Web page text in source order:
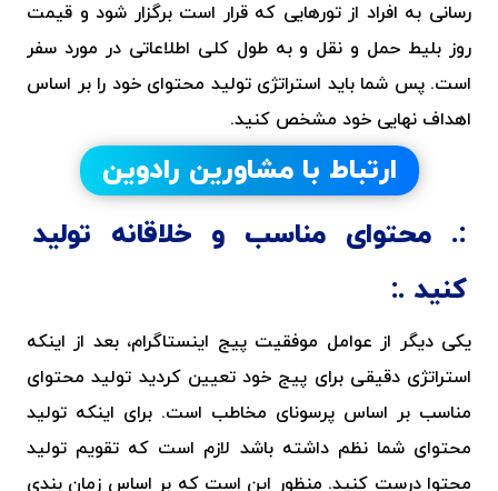
رسانی به افراد از تورهایی که قرار است برگزار شود و قیمت
روز بلیط حمل و نقل و به طول کلی اطلاعاتی در مورد سفر
است. پس شما باید استراتژی تولید محتوای خود را بر اساس
اهداف نهایی خود مشخص کنید.
ارتباط با مشاورین رادوین
محتوای مناسب و خلاقانه تولید
کنید
یکی دیگر از عوامل موفقیت پیج اینستاگرام، بعد از اینکه
استراتژی دقیقی برای پیج خود تعیین کردید تولید محتوای
مناسب بر اساس پرسونای مخاطب است. برای اینکه تولید
محتوای شما نظم داشته باشد لازم است که تقویم تولید
محتوا درست کنید. منظور این است که بر اساس زمان بندی